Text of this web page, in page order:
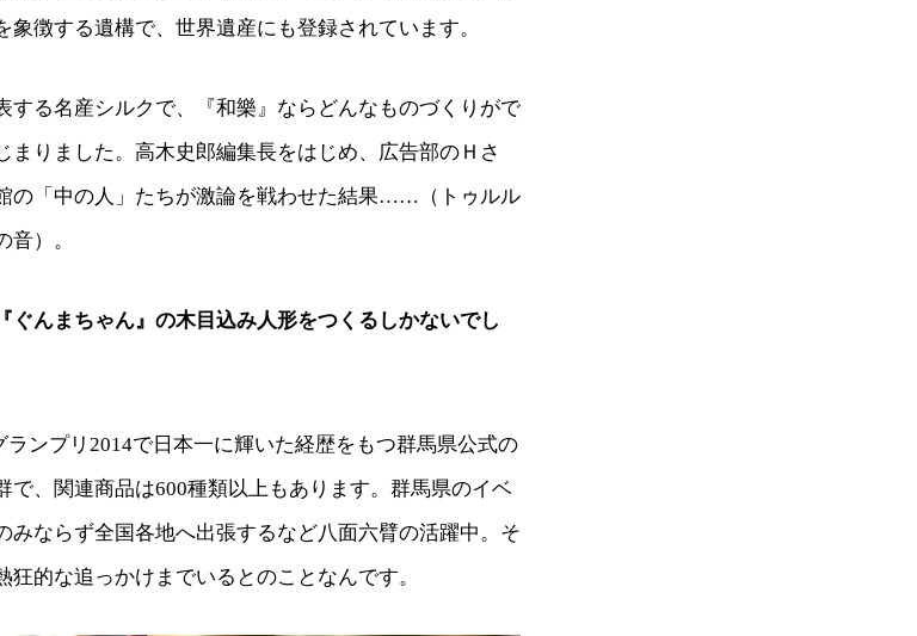
徴する遺構で、世界遺産にも登録されています。
する名産シルクで、『和樂』ならどんなものづくりがで
まりました。高木史郎編集長をはじめ、広告部のＨさ
の「中の人」たちが激論を戦わせた結果……（トゥルル
）。
ぐんまちゃん』の木目込み人形をつくるしかないでし
ンプリ2014で日本一に輝いた経歴をもつ群馬県公式の
で、関連商品は600種類以上もあります。群馬県のイベ
みならず全国各地へ出張するなど八面六臂の活躍中。そ
的な追っかけまでいるとのことなんです。